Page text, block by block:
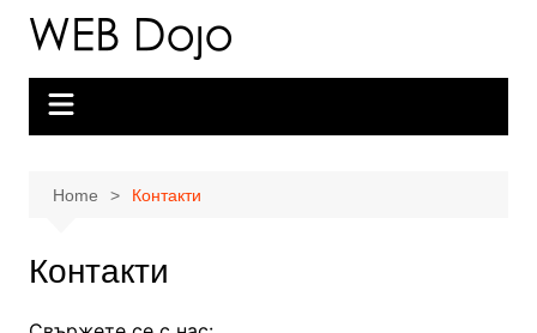
Skip
content
Home Контакти
Контакти